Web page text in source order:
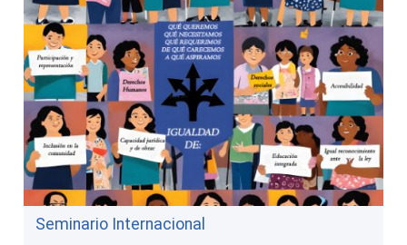
Seminario Internacional